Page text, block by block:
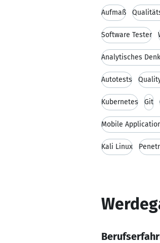
Aufmaß
Software Tester
Analytisches
Autotests
Kubernetes Git
Mobile
Kali Linux